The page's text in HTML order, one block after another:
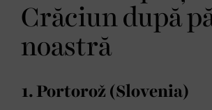
Crăciun după
noastră
1. Portorož (Slovenia)